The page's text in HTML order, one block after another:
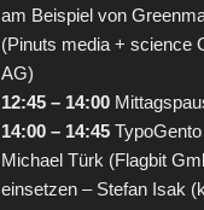
am Beispiel von
(Pinuts media + science
AG)
12:45 – 14:00
14:00 – 14:45
Michael Türk (Flagbit
einsetzen – Stefan Isak